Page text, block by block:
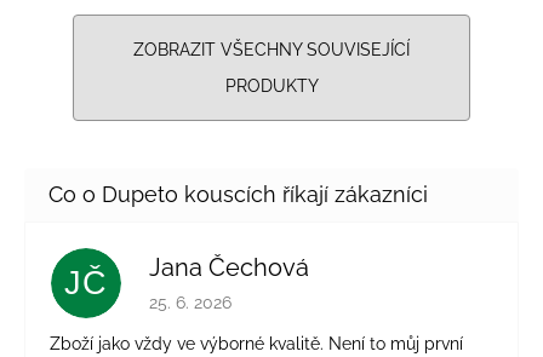
ZOBRAZIT VŠECHNY SOUVISEJÍCÍ
PRODUKTY
JČ Jana Čechová
Hodnocení obchodu je 5 z 5 hvězdiček.
25. 6. 2026
Zboží jako vždy ve výborné kvalitě. Není to můj první